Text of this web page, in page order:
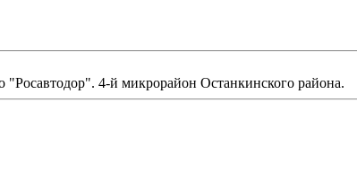
4-й микрорайон Останкинского района.